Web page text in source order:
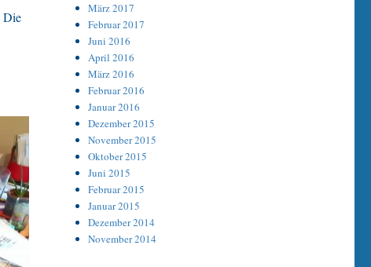
Die
März 2017
Februar 2017
Juni 2016
April 2016
März 2016
Februar 2016
Januar 2016
Dezember 2015
November 2015
Oktober 2015
Juni 2015
Februar 2015
Januar 2015
Dezember 2014
November 2014